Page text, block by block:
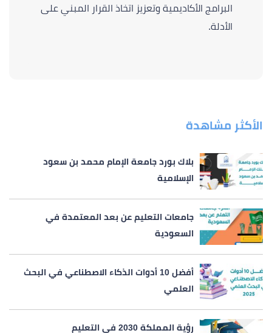
البرامج الأكاديمية وتعزيز اتخاذ القرار المبني على
الأدلة.
الأكثر مشاهدة
بلاك بورد جامعة الإمام محمد بن سعود
الإسلامية
جامعات التعليم عن بعد المعتمدة في
السعودية
أفضل 10 أدوات الذكاء الاصطناعي في البحث
العلمي
رؤية المملكة 2030 في التعليم